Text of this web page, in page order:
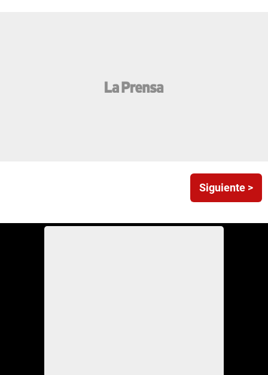
Siguiente >